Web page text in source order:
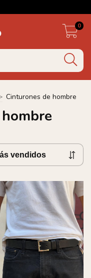
0
Cinturones de hombre